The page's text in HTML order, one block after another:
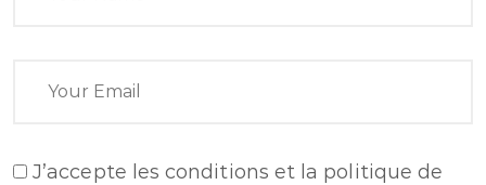
J’accepte les conditions et la politique de